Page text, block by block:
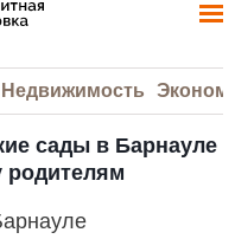
Недвижимость
сады в Барнауле
родителям